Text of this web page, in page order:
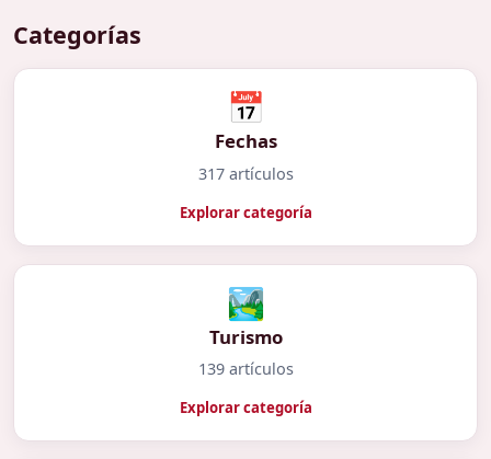
Categorías
📅
Fechas
317 artículos
Explorar categoría
🏞️
Turismo
139 artículos
Explorar categoría